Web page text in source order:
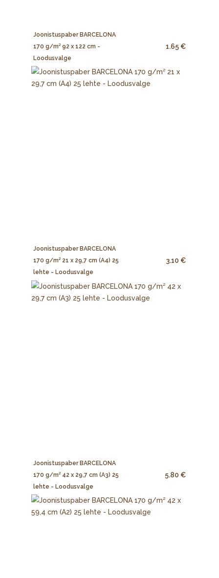
Joonistuspaber BARCELONA
170 g/m² 92 x 122 cm -
Loodusvalge
1.65 €
Joonistuspaber BARCELONA
170 g/m² 21 x 29,7 cm (A4) 25
lehte - Loodusvalge
3.10 €
Joonistuspaber BARCELONA
170 g/m² 42 x 29,7 cm (A3) 25
lehte - Loodusvalge
5.80 €